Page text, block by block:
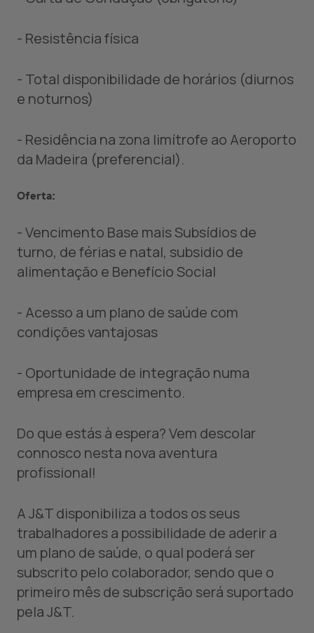
- Resistência física
- Total disponibilidade de horários (diurnos
e noturnos)
- Residência na zona limítrofe ao Aeroporto
da Madeira (preferencial).
Oferta:
- Vencimento Base mais Subsídios de
turno, de férias e natal, subsidio de
alimentação e Benefício Social
- Acesso a um plano de saúde com
condições vantajosas
- Oportunidade de integração numa
empresa em crescimento.
Do que estás à espera? Vem descolar
connosco nesta nova aventura
profissional!
A J&T disponibiliza a todos os seus
trabalhadores a possibilidade de aderir a
um plano de saúde, o qual poderá ser
subscrito pelo colaborador, sendo que o
primeiro mês de subscrição será suportado
pela J&T.